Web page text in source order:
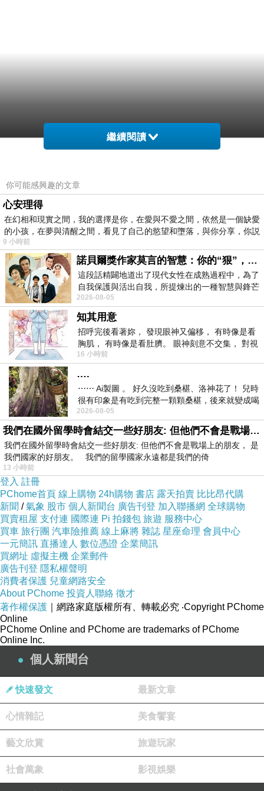
繼續閱讀
你可能感興趣的文章
心安理得
在幻相和現實之間，我的選擇是你，在愛與不愛之間，依然是一個缺愛
的小孩，在夢與清醒之間，看見了自己的慾望和墮落，與你分享，你説
9 小時前
諾貝爾獎作家莫言的智慧：你的“狠”，才是最好的自我保護
這段話精闢地道出了現代女性在成熟過程中，為了
自我保護與活出自我，所提煉出的一種智慧與鋒芒
的平衡。 核心解讀與看法
2026-08-05
知其用意
招呼完後看著妳， 發現眼神又偏移， 有時像是看
胸肌， 有時像是看肚臍。 眼神刻意不交集， 對視
視線不對齊， 讓我很難不
16 小時前
….
⋯⋯ Ai製圖 。 好久沒吃到桑椹、洛神花了！ 兒時
很有印象是有吃到完整一顆顆桑椹，後來就變成喝
桑椹汁。 現在是連喝都沒喝
2026-08-05
我們在國外留學時會結交一些好朋友: 但他們不會是戰場上的朋友
我們在國外留學時會結交一些好朋友: 但他們不會是戰場上的朋友， 是
我們國家的好朋友。 我們的留學國家永遠都是我們的倚
13 小時前
登入 註冊
PChome首頁 線上購物 24h購物 書店 露天拍賣 比比昂代購
新聞 /氣象 股市 個人新聞台 廣告刊登 加入聯播網 全球購物
買賣租屋 支付連 國際連 Pi 拍錢包 旅遊 服務中心
買車 旅行團 汽車險推薦 線上麻將 雜誌 星座命理 會員中心
一元簡訊 直播達人 數位憑證 企業簡訊
買網址 虛擬主機 企業郵件
廣告刊登 隱私權聲明
消費者保護 兒童網路安全
About PChome 投資人聯絡 徵才
著作權保護 ｜網路家庭版權所有、轉載必究 ‧Copyright PChome
Online
PChome Online and PChome are trademarks of PChome
Online Inc.
個人新聞台
快速發文 最新文章
心情雜記 美食饗宴
藝文欣賞 旅遊玩家
社會萬象 影視娛樂